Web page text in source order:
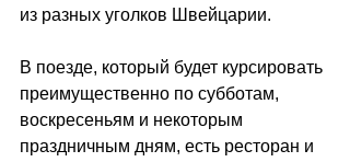
из разных уголков Швейцарии.
В поезде, который будет курсировать
преимущественно по субботам,
воскресеньям и некоторым
праздничным дням, есть ресторан и